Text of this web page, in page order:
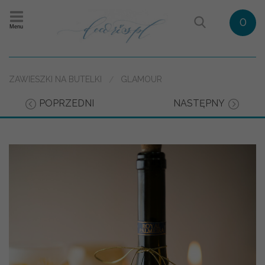
Menu 0
ZAWIESZKI NA BUTELKI GLAMOUR
POPRZEDNI NASTĘPNY